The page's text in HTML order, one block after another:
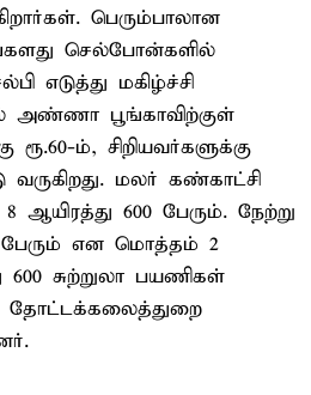
பெரும்பாலான
செல்போன்களில்
எடுத்து மகிழ்ச்சி
பூங்காவிற்குள்
ம், சிறியவர்களுக்கு
வருகிறது. மலர் கண்காட்சி
ஆயிரத்து 600 பேரும். நேற்று
பேரும் என மொத்தம் 2
600 சுற்றுலா பயணிகள்
தோட்டக்கலைத்துறை